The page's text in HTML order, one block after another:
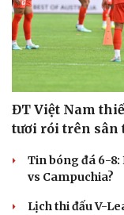
ĐT Việt Nam
tươi rói trên sân
Tin bóng đá 6-8:
vs Campuchia?
Lịch thi đấu V-